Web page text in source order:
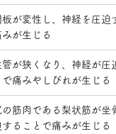
が変性し、神経を圧迫
みが生じる
管が狭くなり、神経が圧
で痛みやしびれが生じる
の筋肉である梨状筋が坐
することで痛みが生じる